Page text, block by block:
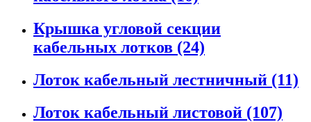
Крышка угловой секции
кабельных лотков (24)
Лоток кабельный лестничный (11)
Лоток кабельный листовой (107)